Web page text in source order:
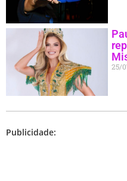
25/
Publicidade: